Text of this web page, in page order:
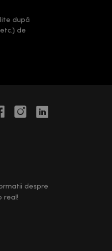
după
de
despre
real!